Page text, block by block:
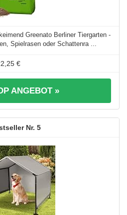
Greenato Berliner Tiergarten -
Spielrasen oder Schattenra ...
€
ANGEBOT »
5